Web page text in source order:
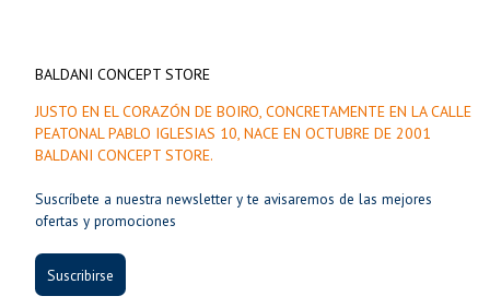
BALDANI CONCEPT STORE
JUSTO EN EL CORAZÓN DE BOIRO, CONCRETAMENTE EN LA CALLE
PEATONAL PABLO IGLESIAS 10, NACE EN OCTUBRE DE 2001
BALDANI CONCEPT STORE.
Suscríbete a nuestra newsletter y te avisaremos de las mejores
ofertas y promociones
Suscribirse